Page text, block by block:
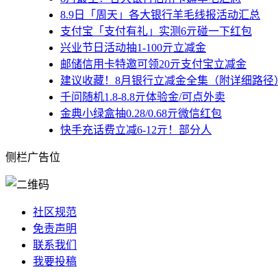
8.9日「周天」各大银行羊毛线报活动汇总
支付宝「支付有礼」实测6亓碰一下红包
兴业节日活动抽1-100亓立减金
邮储信用卡特邀可领20亓支付宝立减金
建议收藏！8月银行立减金全集（附详细路径
千问随机1.8-8.8亓体验金/可点外卖
金典小绿盒抽0.28/0.68亓微信红包
快手充话费立减6-12亓！部分人
侧栏广告位
社区规范
免责声明
联系我们
我要投稿